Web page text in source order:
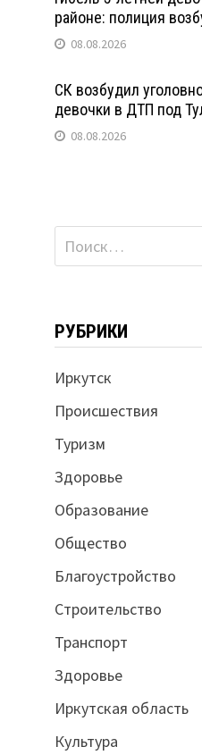
районе: полиция
08.08.2026
СК возбудил
девочки в ДТП под
08.08.2026
Найти:
РУБРИКИ
Иркутск
Происшествия
Туризм
Здоровье
Образование
Общество
Благоустройство
Строительство
Транспорт
Здоровье
Иркутская область
Культура